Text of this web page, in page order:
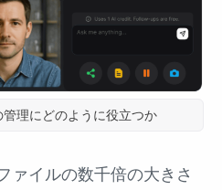
理にどのように役立つか
ァイルの数千倍の大きさ